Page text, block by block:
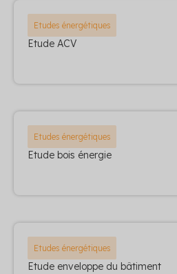
Etudes énergétiques
Etude ACV
Etudes énergétiques
Etude bois énergie
Etudes énergétiques
Etude enveloppe du bâtiment